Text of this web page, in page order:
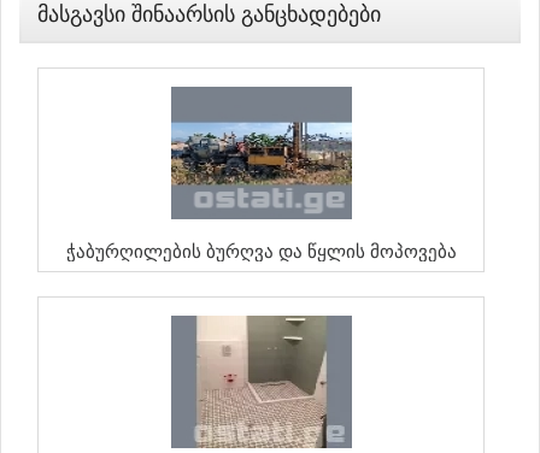
Მასგავსი Შინაარსის Განცხადებები
Ჭაბურღილების Ბურღვა Და Წყლის Მოპოვება